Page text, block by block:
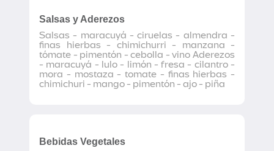
Salsas y Aderezos
Salsas - maracuyá - ciruelas - almendra -
finas hierbas - chimichurri - manzana -
tómate - pimentón - cebolla - vino Aderezos
- maracuyá - lulo - limón - fresa - cilantro -
mora - mostaza - tomate - finas hierbas -
chimichuri - mango - pimentón - ajo - piña
Bebidas Vegetales